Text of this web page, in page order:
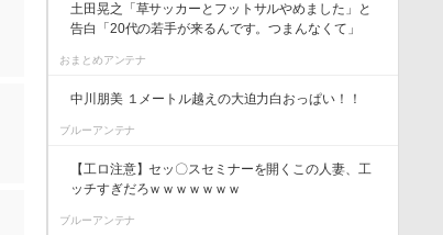
土田晃之「草サッカーとフットサルやめました」と
告白「20代の若手が来るんです。つまんなくて」
おまとめアンテナ
中川朋美 １メートル越えの大迫力白おっぱい！！
ブルーアンテナ
【工ロ注意】セッ〇スセミナーを開くこの人妻、工
ッチすぎだろｗｗｗｗｗｗｗ
ブルーアンテナ